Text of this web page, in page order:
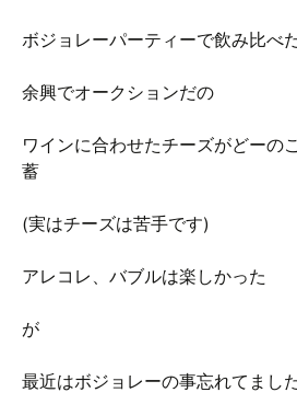
ボジョレーパーティーで飲み比べ
余興でオークションだの
ワインに合わせたチーズがどーの
蓄
(実はチーズは苦手です)
アレコレ、バブルは楽しかった
が
最近はボジョレーの事忘れてまし